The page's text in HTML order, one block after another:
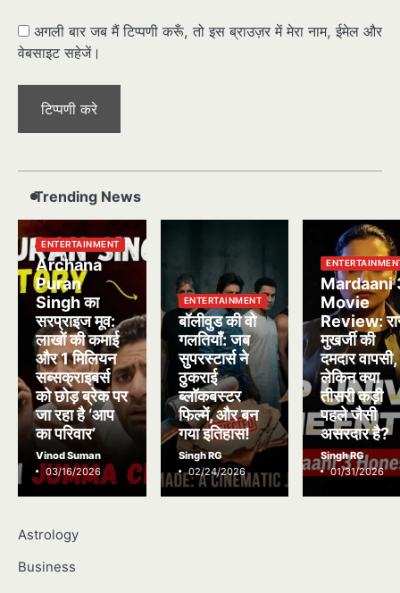
अगली बार जब मैं टिप्पणी करूँ, तो इस ब्राउज़र में मेरा नाम, ईमेल और
वेबसाइट सहेजें।
Trending News
ENTERTAINMENT
Archana
Puran
Singh का
सरप्राइज मूव:
लाखों की कमाई
और 1 मिलियन
सब्सक्राइबर्स
को छोड़ ब्रेक पर
जा रहा है ‘आप
का परिवार’
Vinod Suman
03/16/2026
ENTERTAINMENT
बॉलीवुड की वो
गलतियाँ: जब
सुपरस्टार्स ने
ठुकराई
ब्लॉकबस्टर
फिल्में, और बन
गया इतिहास!
Singh RG
02/24/2026
Mardaani
Movie
Review:
मुखर्जी की
दमदार वापसी,
लेकिन क्या
तीसरी कड़ी
पहले जैसी
असरदार है?
Singh RG
01/31/2026
Astrology
Business